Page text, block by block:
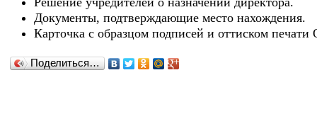
Документы, подтверждающие место нахождения.
Карточка с образцом подписей и оттиском
Поделиться…